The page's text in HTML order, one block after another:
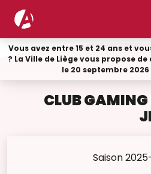
Vous avez entre 15 et 24 ans et
? La Ville de Liège vous propose
le 20 septembre 2026
CLUB GAMING
Saison